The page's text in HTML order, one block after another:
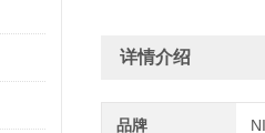
详情介绍
品牌